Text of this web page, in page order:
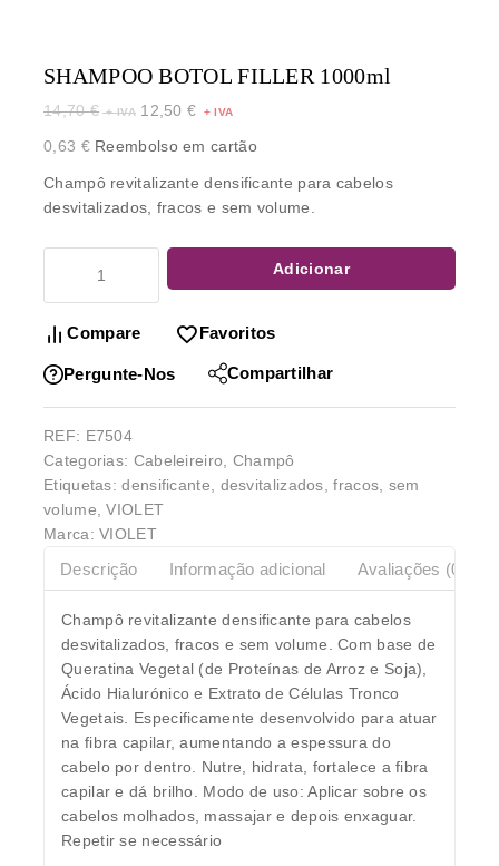
SHAMPOO BOTOL FILLER 1000ml
14,70€ 12,50€
0,63 €Reembolso em cartão
Champô revitalizante densificante para cabelos
desvitalizados, fracos e sem volume.
Adicionar
Compare Favoritos
Pergunte-Nos Compartilhar
REF: E7504
Categorias: Cabeleireiro, Champô
Etiquetas:densificante, desvitalizados,fracos, sem
volume,VIOLET
Marca:VIOLET
Descrição Informação adicional Avaliações (0)
Champô revitalizante densificante para cabelos
desvitalizados, fracos e sem volume. Com base de
Queratina Vegetal (de Proteínas de Arroz e Soja),
Ácido Hialurónico e Extrato de Células Tronco
Vegetais. Especificamente desenvolvido para atuar
na fibra capilar, aumentando a espessura do
cabelo por dentro. Nutre, hidrata, fortalece a fibra
capilar e dá brilho. Modo de uso: Aplicar sobre os
cabelos molhados, massajar e depois enxaguar.
Repetir se necessário